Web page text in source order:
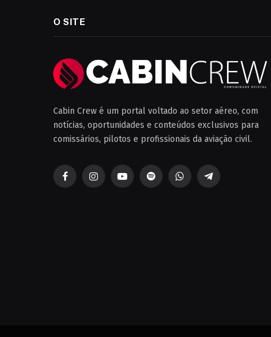
O SITE
Cabin Crew é um portal voltado ao setor aéreo, com
notícias, oportunidades e conteúdos exclusivos para
comissários, pilotos e profissionais da aviação civil.
FacebookInstagramYouTubeSpotifyWhatsAppTelegrama